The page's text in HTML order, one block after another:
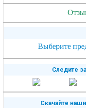
Выберите
Следите
Скачайте